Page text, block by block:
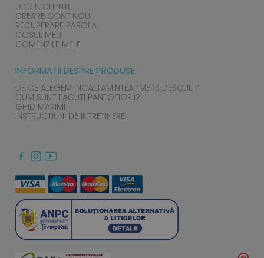
LOGIN CLIENTI
CREARE CONT NOU
RECUPERARE PAROLA
COSUL MEU
COMENZILE MELE
INFORMATII DESPRE PRODUSE
DE CE ALEGEM INCALTAMINTEA “MERS DESCULT”
CUM SUNT FACUTI PANTOFIORII?
GHID MARIMI
INSTRUCTIUNI DE INTRETINERE